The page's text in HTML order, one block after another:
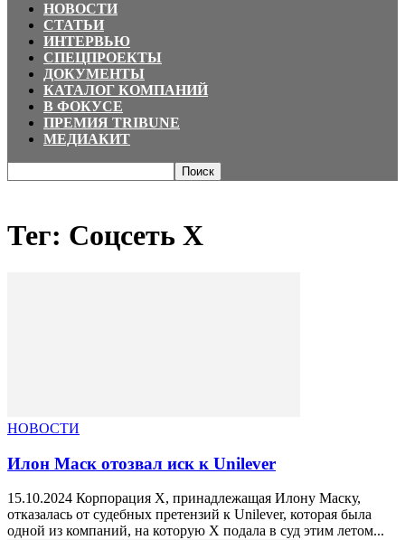
НОВОСТИ
СТАТЬИ
ИНТЕРВЬЮ
СПЕЦПРОЕКТЫ
ДОКУМЕНТЫ
КАТАЛОГ КОМПАНИЙ
В ФОКУСЕ
ПРЕМИЯ TRIBUNE
МЕДИАКИТ
Тег: Соцсеть X
НОВОСТИ
Илон Маск отозвал иск к Unilever
15.10.2024 Корпорация X, принадлежащая Илону Маску,
отказалась от судебных претензий к Unilever, которая была
одной из компаний, на которую X подала в суд этим летом...